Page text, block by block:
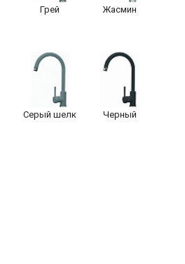
Грей Жасмин
Серый шелк Черный